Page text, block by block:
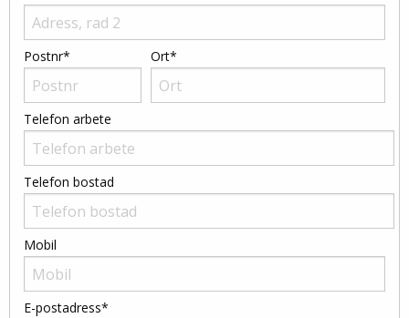
Postnr* Ort*
Telefon arbete
Telefon bostad
Mobil
E-postadress*